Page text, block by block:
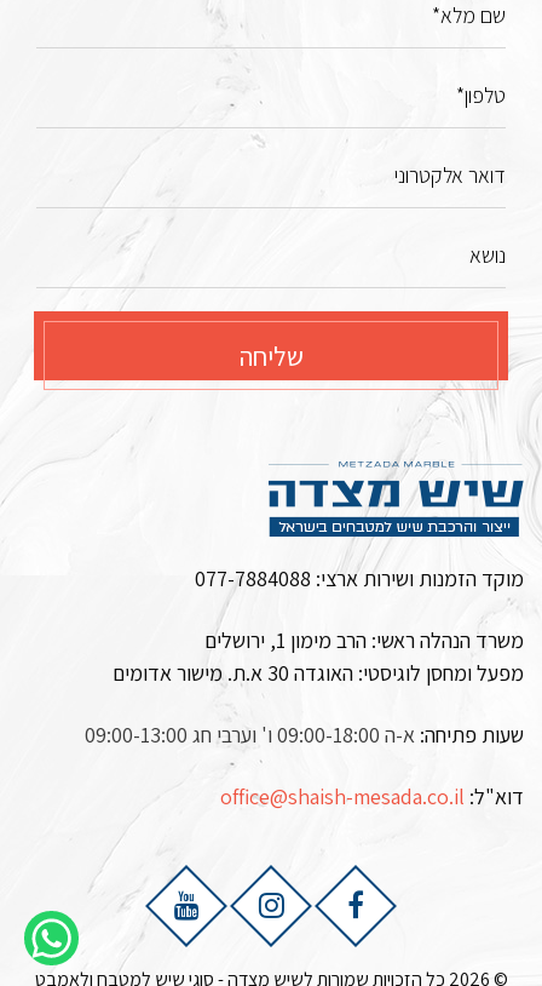
שם מלא*
טלפון*
דואר אלקטרוני
נושא
שליחה
מוקד הזמנות ושירות ארצי: 077-7884088
משרד הנהלה ראשי: הרב מימון 1, ירושלים
מפעל ומחסן לוגיסטי: האוגדה 30 א.ת. מישור אדומים
שעות פתיחה: א-ה 09:00-18:00 ו' וערבי חג 09:00-13:00
דוא"ל: office@shaish-mesada.co.il
© 2026 כל הזכויות שמורות לשיש מצדה - סוגי שיש למטבח ולאמבט